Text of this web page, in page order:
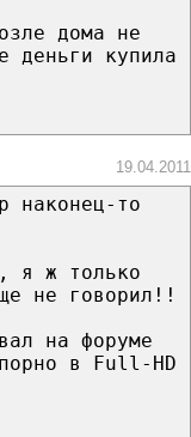
дома не
деньги купила
19.04.2011
наконец-то
я ж только
не говорил!!
на форуме
в Full-HD